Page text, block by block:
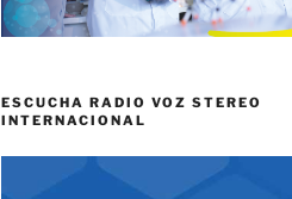
ESCUCHA RADIO VOZ STEREO
INTERNACIONAL